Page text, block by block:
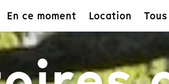
En ce moment Location